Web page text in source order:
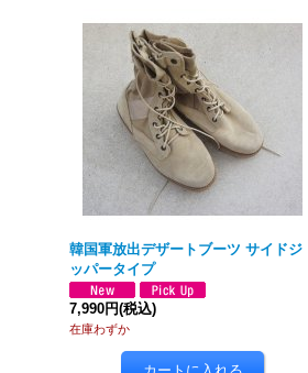
韓国軍放出デザートブーツ サイドジ
ッパータイプ
7,990円(税込)
在庫わずか